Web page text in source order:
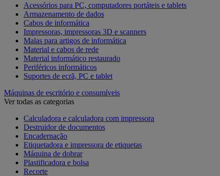
Acessórios para PC, computadores portáteis e tablets
Armazenamento de dados
Cabos de informática
Impressoras, impressoras 3D e scanners
Malas para artigos de informática
Material e cabos de rede
Material informático restaurado
Periféricos informáticos
Suportes de ecrã, PC e tablet
Máquinas de escritório e consumíveis
Ver todas as categorias
Calculadora e calculadora com impressora
Destruidor de documentos
Encadernação
Etiquetadora e impressora de etiquetas
Máquina de dobrar
Plastificadora e bolsa
Recorte